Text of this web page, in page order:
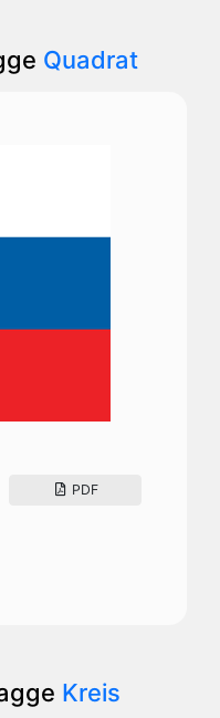
Quadrat
PDF
Kreis